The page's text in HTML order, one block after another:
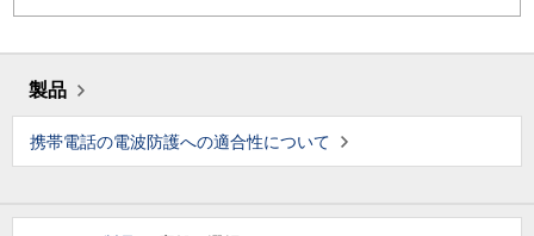
製品
携帯電話の電波防護への適合性について